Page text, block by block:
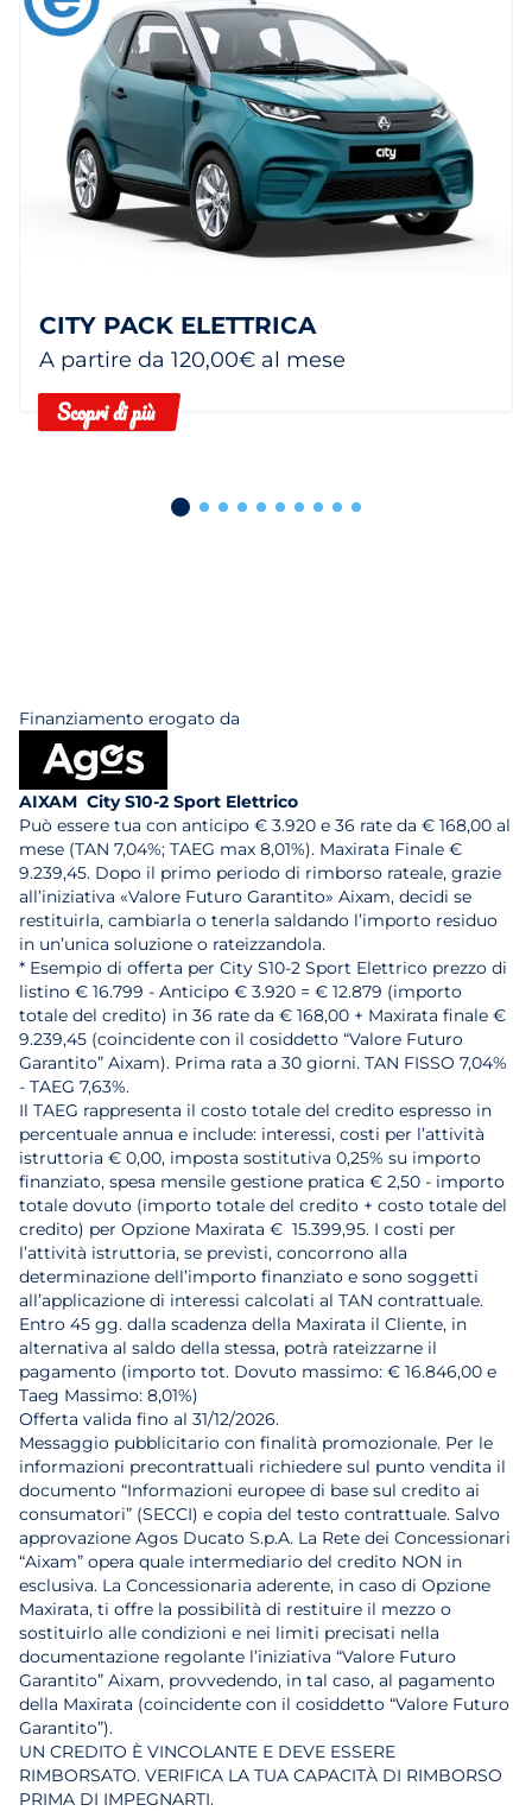
CITY PACK ELETTRICA
A partire da 120,00€ al mese
Scopri di più
Finanziamento erogato da
AIXAM City S10-2 Sport Elettrico
Può essere tua con anticipo € 3.920 e 36 rate da € 168,00 al
mese (TAN 7,04%; TAEG max 8,01%). Maxirata Finale €
9.239,45. Dopo il primo periodo di rimborso rateale, grazie
all’iniziativa «Valore Futuro Garantito» Aixam, decidi se
restituirla, cambiarla o tenerla saldando l’importo residuo
in un’unica soluzione o rateizzandola.
* Esempio di offerta per City S10-2 Sport Elettrico prezzo di
listino € 16.799 - Anticipo € 3.920 = € 12.879 (importo
totale del credito) in 36 rate da € 168,00 + Maxirata finale €
9.239,45 (coincidente con il cosiddetto “Valore Futuro
Garantito” Aixam). Prima rata a 30 giorni. TAN FISSO 7,04%
- TAEG 7,63%.
Il TAEG rappresenta il costo totale del credito espresso in
percentuale annua e include: interessi, costi per l’attività
istruttoria € 0,00, imposta sostitutiva 0,25% su importo
finanziato, spesa mensile gestione pratica € 2,50 - importo
totale dovuto (importo totale del credito + costo totale del
credito) per Opzione Maxirata € 15.399,95. I costi per
l’attività istruttoria, se previsti, concorrono alla
determinazione dell’importo finanziato e sono soggetti
all’applicazione di interessi calcolati al TAN contrattuale.
Entro 45 gg. dalla scadenza della Maxirata il Cliente, in
alternativa al saldo della stessa, potrà rateizzarne il
pagamento (importo tot. Dovuto massimo: € 16.846,00 e
Taeg Massimo: 8,01%)
Offerta valida fino al 31/12/2026.
Messaggio pubblicitario con finalità promozionale. Per le
informazioni precontrattuali richiedere sul punto vendita il
documento “Informazioni europee di base sul credito ai
consumatori” (SECCI) e copia del testo contrattuale. Salvo
approvazione Agos Ducato S.p.A. La Rete dei Concessionari
“Aixam” opera quale intermediario del credito NON in
esclusiva. La Concessionaria aderente, in caso di Opzione
Maxirata, ti offre la possibilità di restituire il mezzo o
sostituirlo alle condizioni e nei limiti precisati nella
documentazione regolante l’iniziativa “Valore Futuro
Garantito” Aixam, provvedendo, in tal caso, al pagamento
della Maxirata (coincidente con il cosiddetto “Valore Futuro
Garantito”).
UN CREDITO È VINCOLANTE E DEVE ESSERE
RIMBORSATO. VERIFICA LA TUA CAPACITÀ DI RIMBORSO
PRIMA DI IMPEGNARTI.